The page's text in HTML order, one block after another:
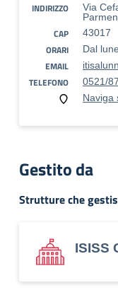
INDIRIZZO
Via
CAP 43017
ORARI Dal
EMAIL
TELEFONO
0521/
Naviga
Gestito da
Strutture che
ISISS